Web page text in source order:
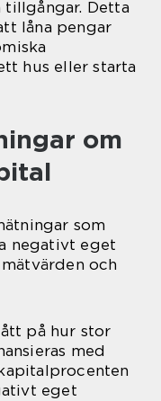
Detta
låna pengar
hus eller starta
om
som
negativt eget
och
på hur stor
med
eget